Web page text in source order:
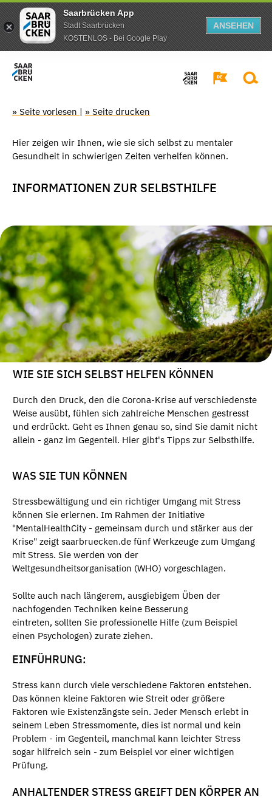
Saarbrücken App
Stadt Saarbrücken
KOSTENLOS - Bei Google Play
ANSEHEN
» Seite vorlesen | » Seite drucken
Hier zeigen wir Ihnen, wie sie sich selbst zu mentaler
Gesundheit in schwierigen Zeiten verhelfen können.
INFORMATIONEN ZUR SELBSTHILFE
WIE SIE SICH SELBST HELFEN KÖNNEN
Durch den Druck, den die Corona-Krise auf verschiedenste
Weise ausübt, fühlen sich zahlreiche Menschen gestresst
und erdrückt. Geht es Ihnen genau so, sind Sie damit nicht
allein - ganz im Gegenteil. Hier gibt's Tipps zur Selbsthilfe.
WAS SIE TUN KÖNNEN
Stressbewältigung und ein richtiger Umgang mit Stress
können Sie erlernen. Im Rahmen der Initiative
"MentalHealthCity - gemeinsam durch und stärker aus der
Krise" zeigt saarbruecken.de fünf Werkzeuge zum Umgang
mit Stress. Sie werden von der
Weltgesundheitsorganisation (WHO) vorgeschlagen.
Sollte auch nach längerem, ausgiebigem Üben der
nachfogenden Techniken keine Besserung
eintreten, sollten Sie professionelle Hilfe (zum Beispiel
einen Psychologen) zurate ziehen.
EINFÜHRUNG:
Stress kann durch viele verschiedene Faktoren entstehen.
Das können kleine Faktoren wie Streit oder größere
Faktoren wie Existenzängste sein. Jeder Mensch erlebt in
seinem Leben Stressmomente, dies ist normal und kein
Problem - im Gegenteil, manchmal kann leichter Stress
sogar hilfreich sein - zum Beispiel vor einer wichtigen
Prüfung.
ANHALTENDER STRESS GREIFT DEN KÖRPER AN